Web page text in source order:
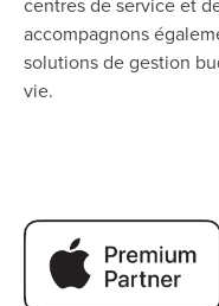
accompagnons
solutions de gestion
vie.